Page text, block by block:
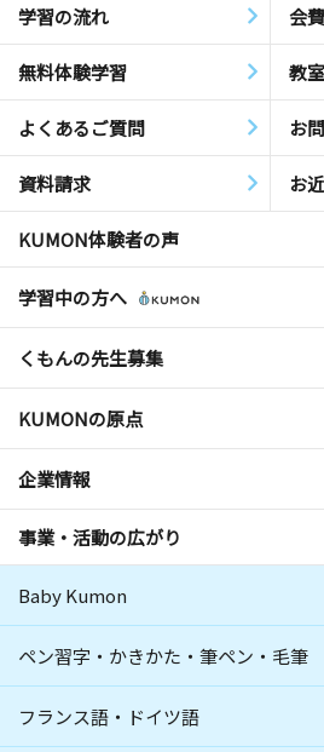
学習の流れ 会
無料体験学習 教
よくあるご質問 お
資料請求 お
KUMON体験者の声
学習中の方へ
くもんの先生募集
KUMONの原点
企業情報
事業・活動の広がり
Baby Kumon
ペン習字・かきかた・筆ペン・毛筆
フランス語・ドイツ語